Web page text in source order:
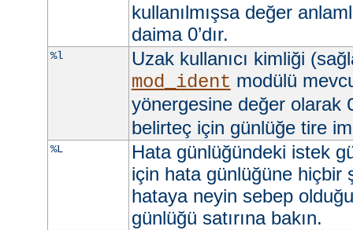
kullanılmışsa değer
daima 0’dır.
%l
Uzak kullanıcı kimliği
mod_ident modülü
yönergesine değer olarak
belirteç için günlüğe tire
%L
Hata günlüğündeki istek
için hata günlüğüne hiçbir
hataya neyin sebep
günlüğü satırına bakın.